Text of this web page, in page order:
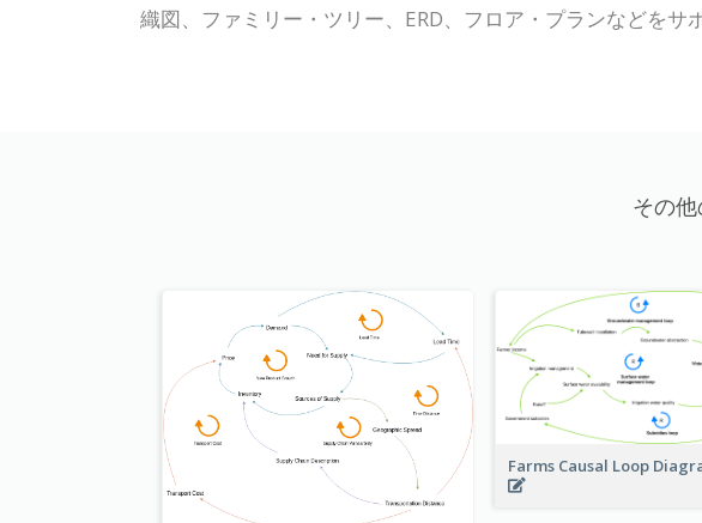
織図、ファミリー・ツリー、ERD、フロア・プランなどをサ
その
Farms Causal Loop